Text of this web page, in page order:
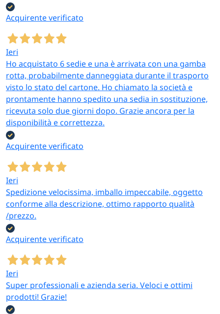
Acquirente verificato
Ieri
Ho acquistato 6 sedie e una è arrivata con una gamba
rotta, probabilmente danneggiata durante il trasporto
visto lo stato del cartone. Ho chiamato la società e
prontamente hanno spedito una sedia in sostituzione,
ricevuta solo due giorni dopo. Grazie ancora per la
disponibilità e correttezza.
Acquirente verificato
Ieri
Spedizione velocissima, imballo impeccabile, oggetto
conforme alla descrizione, ottimo rapporto qualità
/prezzo.
Acquirente verificato
Ieri
Super professionali e azienda seria. Veloci e ottimi
prodotti! Grazie!